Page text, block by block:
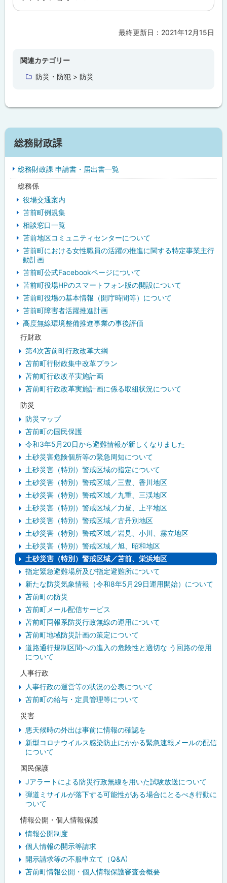
最終更新日： 2021年12月15日
関連カテゴリー
防災・防犯 > 防災
イ
ド
総務財政課
総務財政課 申請書・届出書一覧
総務係
役場交通案内
苫前町例規集
相談窓口一覧
苫前地区コミュニティセンターについて
苫前町における女性職員の活躍の推進に関する特定事業主行
動計画
苫前町公式Facebookページについて
苫前町役場HPのスマートフォン版の開設について
苫前町役場の基本情報（開庁時間等）について
苫前町障害者活躍推進計画
高度無線環境整備推進事業の事後評価
行財政
第4次苫前町行政改革大綱
苫前町行財政集中改革プラン
苫前町行政改革実施計画
苫前町行政改革実施計画に係る取組状況について
防災
防災マップ
苫前町の国民保護
令和3年5月20日から避難情報が新しくなりました
土砂災害危険個所等の緊急周知について
土砂災害（特別）警戒区域の指定について
土砂災害（特別）警戒区域／三豊、香川地区
土砂災害（特別）警戒区域／九重、三渓地区
土砂災害（特別）警戒区域／力昼、上平地区
土砂災害（特別）警戒区域／古丹別地区
土砂災害（特別）警戒区域／岩見、小川、霧立地区
土砂災害（特別）警戒区域／旭、昭和地区
土砂災害（特別）警戒区域／苫前、栄浜地区
指定緊急避難場所及び指定避難所について
新たな防災気象情報（令和8年5月29日運用開始）について
苫前町の防災
苫前町メール配信サービス
苫前町同報系防災行政無線の運用について
苫前町地域防災計画の策定について
道路通行規制区間への進入の危険性と適切な う回路の使用
について
人事行政
人事行政の運営等の状況の公表について
苫前町の給与・定員管理等について
災害
悪天候時の外出は事前に情報の確認を
新型コロナウイルス感染防止にかかる緊急速報メールの配信
について
国民保護
Jアラートによる防災行政無線を用いた試験放送について
弾道ミサイルが落下する可能性がある場合にとるべき行動に
ついて
情報公開・個人情報保護
情報公開制度
個人情報の開示等請求
開示請求等の不服申立て（Q&A）
苫前町情報公開・個人情報保護審査会概要